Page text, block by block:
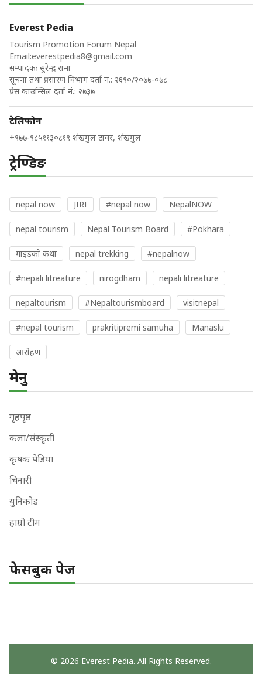
Everest Pedia
Tourism Promotion Forum Nepal
Email:everestpedia8@gmail.com
सम्पादकः सुरेन्द्र राना
सूचना तथा प्रसारण विभाग दर्ता नं.: २६९०/२०७७-०७८
प्रेस काउन्सिल दर्ता नं.: २७३७
टेलिफोन
+९७७-९८५११३०८१९ शंखमुल टावर, शंखमुल
ट्रेण्डिङ
nepal now JIRI #nepal now NepalNOW
nepal tourism Nepal Tourism Board #Pokhara
गाइडकाे कथा nepal trekking #nepalnow
#nepali litreature nirogdham nepali litreature
nepaltourism #Nepaltourismboard visitnepal
#nepal tourism prakritipremi samuha Manaslu
आराेहण
मेनु
गृहपृष्ठ
कला/संस्कृती
कृषक पेडिया
चिनारी
युनिकोड
हाम्रो टीम
फेसबुक पेज
© 2026 Everest Pedia. All Rights Reserved.